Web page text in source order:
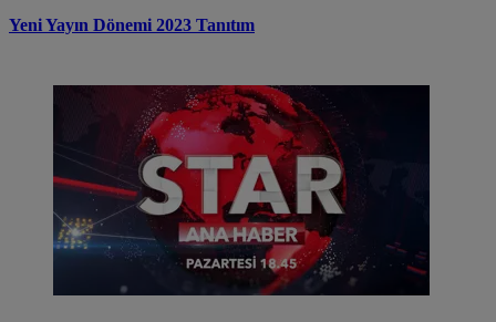
Yeni Yayın Dönemi 2023 Tanıtım